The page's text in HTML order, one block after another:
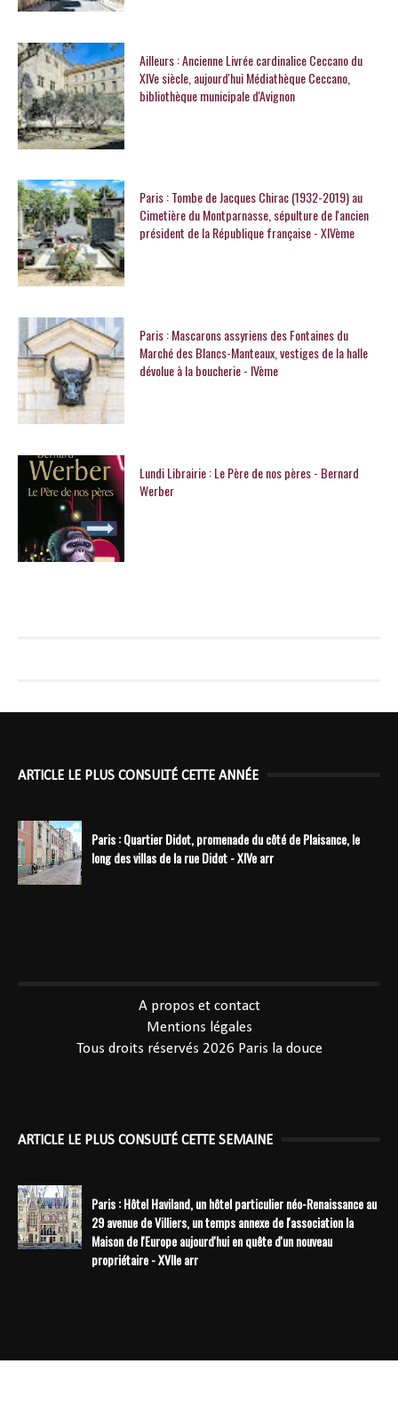
Ailleurs : Ancienne Livrée cardinalice Ceccano du
XIVe siècle, aujourd'hui Médiathèque Ceccano,
bibliothèque municipale d'Avignon
Paris : Tombe de Jacques Chirac (1932-2019) au
Cimetière du Montparnasse, sépulture de l'ancien
président de la République française - XIVème
Paris : Mascarons assyriens des Fontaines du
Marché des Blancs-Manteaux, vestiges de la halle
dévolue à la boucherie - IVème
Lundi Librairie : Le Père de nos pères - Bernard
Werber
ARTICLE LE PLUS CONSULTÉ CETTE ANNÉE
Paris : Quartier Didot, promenade du côté de Plaisance, le
long des villas de la rue Didot - XIVe arr
A propos et contact
Mentions légales
Tous droits réservés 2026 Paris la douce
ARTICLE LE PLUS CONSULTÉ CETTE SEMAINE
Paris : Hôtel Haviland, un hôtel particulier néo-Renaissance au
29 avenue de Villiers, un temps annexe de l'association la
Maison de l'Europe aujourd'hui en quête d'un nouveau
propriétaire - XVIIe arr